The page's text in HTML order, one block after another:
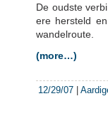
De oudste
ere hersteld
wandelroute.
(more…)
12/29/07